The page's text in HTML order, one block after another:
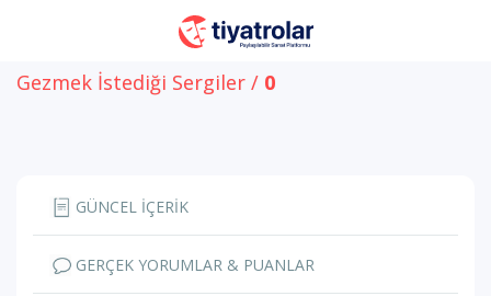
Gezmek İstediği Sergiler / 0
GÜNCEL İÇERİK
GERÇEK YORUMLAR & PUANLAR